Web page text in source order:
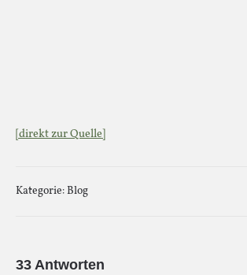
[direkt zur Quelle]
Kategorie:Blog
33 Antworten